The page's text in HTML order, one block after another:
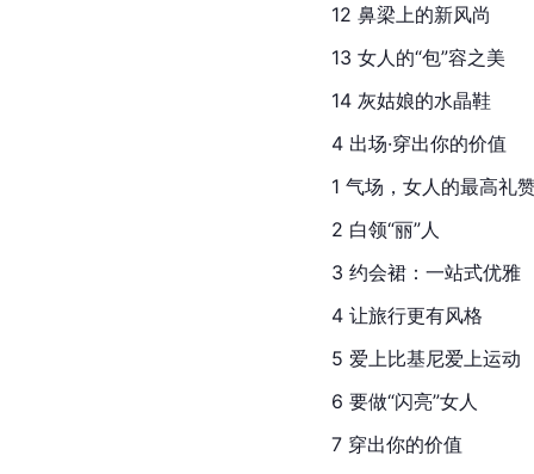
12 鼻梁上的新风尚
13 女人的“包”容之美
14 灰姑娘的水晶鞋
4 出场·穿出你的价值
1 气场，女人的最高礼
2 白领“丽”人
3 约会裙：一站式优雅
4 让旅行更有风格
5 爱上比基尼爱上运动
6 要做“闪亮”女人
7 穿出你的价值